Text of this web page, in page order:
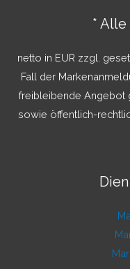
h
* Alle
netto in EUR zzgl.
Fall der
freibleibende Angebot
sowie öffentlich-